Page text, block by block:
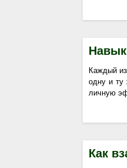
Каждый
одну и ту
личную
Как